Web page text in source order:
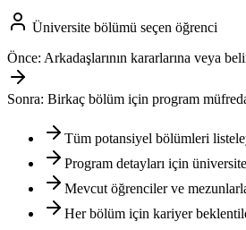
Üniversite bölümü seçen öğrenci
Önce: Arkadaşlarının kararlarına veya
Sonra: Birkaç bölüm için program
Tüm potansiyel bölümleri
Program detayları için
Mevcut öğrenciler ve
Her bölüm için kariyer